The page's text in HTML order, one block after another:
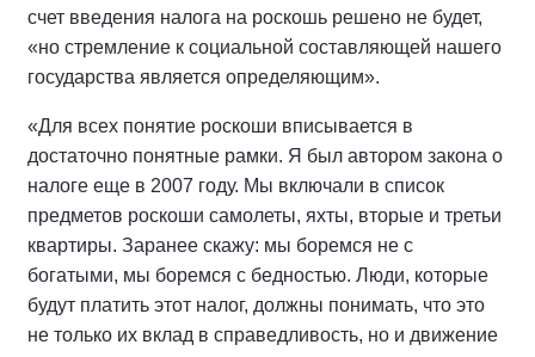
счет введения налога на роскошь решено не будет,
«но стремление к социальной составляющей нашего
государства является определяющим».
«Для всех понятие роскоши вписывается в
достаточно понятные рамки. Я был автором закона о
налоге еще в 2007 году. Мы включали в список
предметов роскоши самолеты, яхты, вторые и третьи
квартиры. Заранее скажу: мы боремся не с
богатыми, мы боремся с бедностью. Люди, которые
будут платить этот налог, должны понимать, что это
не только их вклад в справедливость, но и движение